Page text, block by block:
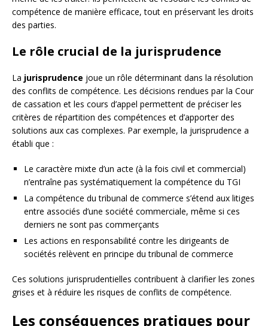
compétence de manière efficace, tout en préservant les droits
des parties.
Le rôle crucial de la jurisprudence
La jurisprudence joue un rôle déterminant dans la résolution
des conflits de compétence. Les décisions rendues par la Cour
de cassation et les cours d’appel permettent de préciser les
critères de répartition des compétences et d’apporter des
solutions aux cas complexes. Par exemple, la jurisprudence a
établi que :
Le caractère mixte d’un acte (à la fois civil et commercial)
n’entraîne pas systématiquement la compétence du TGI
La compétence du tribunal de commerce s’étend aux litiges
entre associés d’une société commerciale, même si ces
derniers ne sont pas commerçants
Les actions en responsabilité contre les dirigeants de
sociétés relèvent en principe du tribunal de commerce
Ces solutions jurisprudentielles contribuent à clarifier les zones
grises et à réduire les risques de conflits de compétence.
Les conséquences pratiques pour